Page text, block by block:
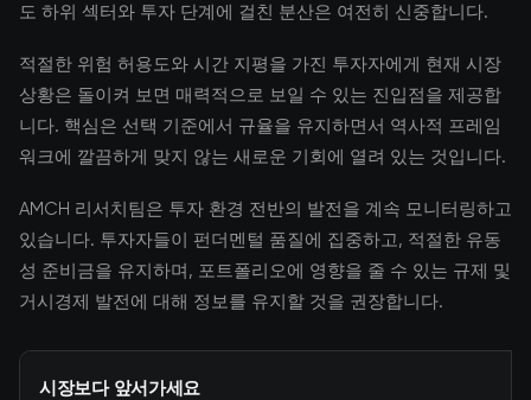
도 하위 섹터와 투자 단계에 걸친 분산은 여전히 신중합니다.
적절한 위험 허용도와 시간 지평을 가진 투자자에게 현재 시장
상황은 돌이켜 보면 매력적으로 보일 수 있는 진입점을 제공합
니다. 핵심은 선택 기준에서 규율을 유지하면서 역사적 프레임
워크에 깔끔하게 맞지 않는 새로운 기회에 열려 있는 것입니다.
AMCH 리서치팀은 투자 환경 전반의 발전을 계속 모니터링하고
있습니다. 투자자들이 펀더멘털 품질에 집중하고, 적절한 유동
성 준비금을 유지하며, 포트폴리오에 영향을 줄 수 있는 규제 및
거시경제 발전에 대해 정보를 유지할 것을 권장합니다.
시장보다 앞서가세요